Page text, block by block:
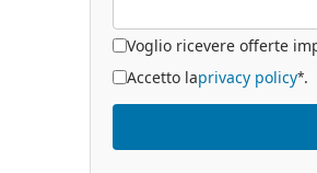
Voglio ricevere offerte
Accetto laprivacy policy*.